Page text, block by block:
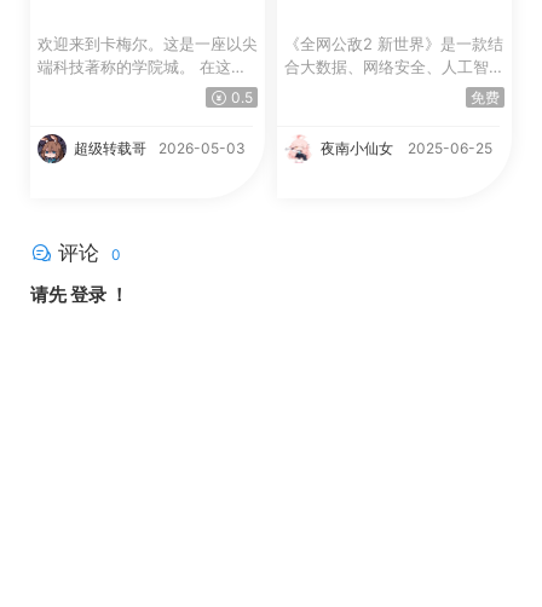
欢迎来到卡梅尔。这是一座以尖
端科技著称的学院城。 在这
0.5
超级转载哥 2026-05-03
《全网公敌2 新世界》是一款结
合大数据、网络安全、人工智能
免费
夜南小仙女 2025-06-25
评论 0
请先登录 ！